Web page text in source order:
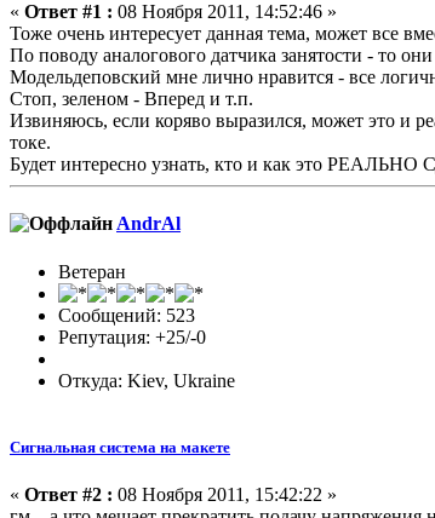
« Ответ #1 : 08 Ноября 2011, 14:52:46 »
Тоже очень интересует данная тема, может все
По поводу аналогового датчика занятости - то
Модельдеповский мне лично нравится - все
Стоп, зеленом - Вперед и т.п.
Извиняюсь, если коряво выразился, может это и
токе.
Будет интересно узнать, кто и как это
AndrAl
Ветеран
Сообщений: 523
Репутация: +25/-0
Откуда: Kiev, Ukraine
Сигнальная система на макете
« Ответ #2 : 08 Ноября 2011, 15:42:22 »